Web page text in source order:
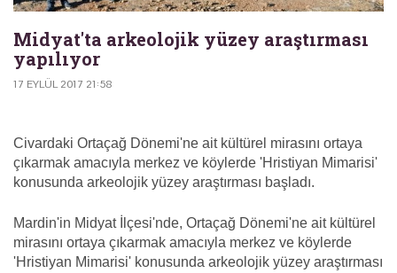
Midyat'ta arkeolojik yüzey araştırması
yapılıyor
17 EYLÜL 2017 21:58
Civardaki Ortaçağ Dönemi'ne ait kültürel mirasını ortaya
çıkarmak amacıyla merkez ve köylerde 'Hristiyan Mimarisi'
konusunda arkeolojik yüzey araştırması başladı.
Mardin'in Midyat İlçesi'nde, Ortaçağ Dönemi'ne ait kültürel
mirasını ortaya çıkarmak amacıyla merkez ve köylerde
'Hristiyan Mimarisi' konusunda arkeolojik yüzey araştırması